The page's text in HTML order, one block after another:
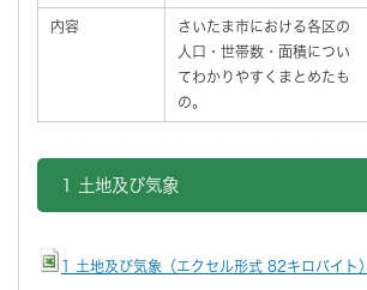
内容
さいたま市における各区の
人口・世帯数・面積につい
てわかりやすくまとめたも
の。
1 土地及び気象
1 土地及び気象（エクセル形式 82キロバイト）